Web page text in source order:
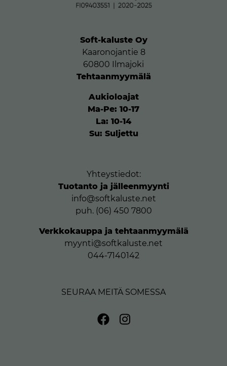
Soft-kaluste Oy
Kaaronojantie 8
60800 Ilmajoki
Tehtaanmyymälä
Aukioloajat
Ma-Pe: 10-17
La: 10-14
Su: Suljettu
Yhteystiedot:
Tuotanto ja jälleenmyynti
info@softkaluste.net
puh. (06) 450 7800
Verkkokauppa ja tehtaanmyymälä
myynti@softkaluste.net
044-7140142
SEURAA MEITÄ SOMESSA